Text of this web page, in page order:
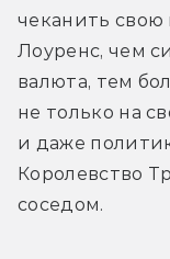
чеканить свою
Лоуренс, чем
валюта, тем
не только на
и даже
Королевство
соседом.